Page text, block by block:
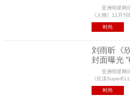
亚洲明星网讯
《人物》11月
面的90至95后女
成为这个时代
时尚
刘雨昕《
封面曝光
亚洲明星网讯
《欣漾
次登上该封面，
的破冰妆亮相
时尚